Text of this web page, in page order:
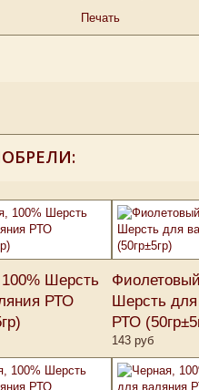
Печать
Шерсть
РТО
Шерсть
РТО
143 руб